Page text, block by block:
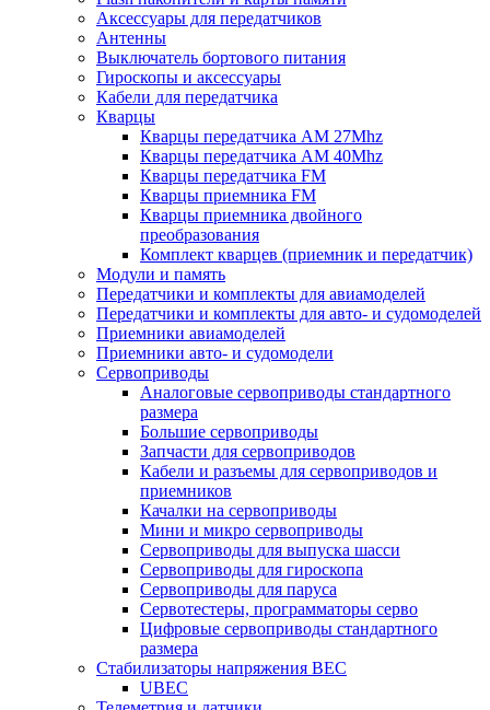
Аксессуары для передатчиков
Антенны
Выключатель бортового питания
Гироскопы и аксессуары
Кабели для передатчика
Кварцы
Кварцы передатчика AM 27Mhz
Кварцы передатчика AM 40Mhz
Кварцы передатчика FM
Кварцы приемника FM
Кварцы приемника двойного
преобразования
Комплект кварцев (приемник и передатчик)
Модули и память
Передатчики и комплекты для авиамоделей
Передатчики и комплекты для авто- и судомоделей
Приемники авиамоделей
Приемники авто- и судомодели
Сервоприводы
Аналоговые сервоприводы стандартного
размера
Большие сервоприводы
Запчасти для сервоприводов
Кабели и разъемы для сервоприводов и
приемников
Качалки на сервоприводы
Мини и микро сервоприводы
Сервоприводы для выпуска шасси
Сервоприводы для гироскопа
Сервоприводы для паруса
Сервотестеры, программаторы серво
Цифровые сервоприводы стандартного
размера
Стабилизаторы напряжения BEC
UBEC